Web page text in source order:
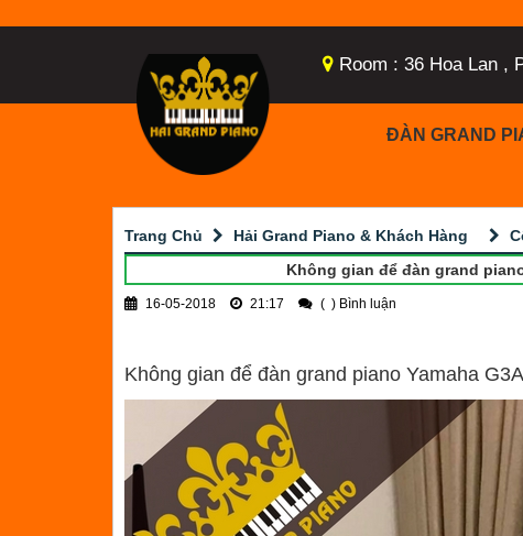
Room : 36 Hoa Lan ,
ĐÀN GRAND
Trang Chủ Hải Grand Piano & Khách Hàng
Không gian để đàn grand
16-05-2018 21:17 ( ) Bình luận
Không gian để đàn grand piano Yamaha